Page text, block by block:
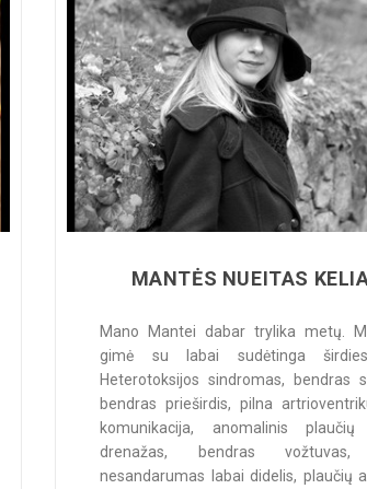
MANTĖS NUEITAS
Mano Mantei dabar trylika metų.
gimė su labai sudėtinga
Heterotoksijos sindromas, bendras
bendras prieširdis, pilna
komunikacija, anomalinis plaučių
drenažas, bendras
nesandarumas labai didelis, plaučių